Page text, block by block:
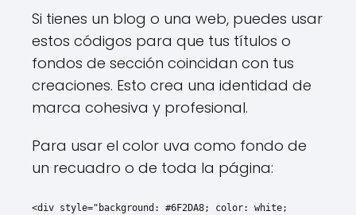
Si tienes un blog o una web, puedes usar
estos códigos para que tus títulos o
fondos de sección coincidan con tus
creaciones. Esto crea una identidad de
marca cohesiva y profesional.
Para usar el color uva como fondo de
un recuadro o de toda la página:
<div style="background: #6F2DA8; color: white;